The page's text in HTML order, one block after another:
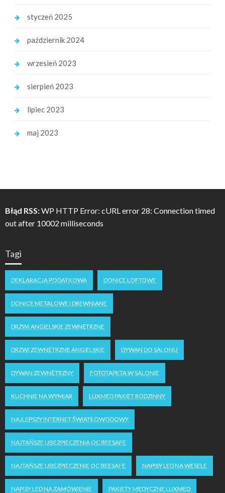
styczeń 2025
październik 2024
wrzesień 2023
sierpień 2023
lipiec 2023
maj 2023
Błąd RSS:WP HTTP Error: cURL error 28: Connection timed
out after 10002 milliseconds
Tagi
DEKLARACJA PODATKOWA DONICE LOFTOWE
DONICE METALOWE I DREWNIANE
DRZWI ANGIELSKIE ZEWNĘTRZNE
DRZWI ZEWNĘTRZNE ANGIELSKIE DYWAN DO SALONU
DYWAN ZEWNĘTRZNY FOTOTAPETA W SALONIE
KUCHNIE NA WYMIAR LUXMED PAKIET RODZINNY
NAJLEPSZY INTERNET ŚWIATŁOWODOWY
NAJTAŃSZE UBEZPIECZENIA OC BEESAFE
NAJTAŃSZE UBEZPIECZENIE OC BEESAFE NAPISY LED NA WESELE
NAPISY LED NA ZAMÓWIENIE PAKIETY MEDYCZNE LUXMED